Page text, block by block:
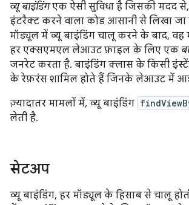
व्यू बाइंडिंगएक ऐसी सुविधा है जिसकी मदद
इंटरैक्ट करने वाला कोड आसानी से लिखा
मॉड्यूल में व्यू बाइंडिंग चालू करने के बाद, वह
हर एक्सएमएल लेआउट फ़ाइल के लिए एक
जनरेट करता है. बाइंडिंग क्लास के किसी
के रेफ़रंस शामिल होते हैं जिनके लेआउट में
ज़्यादातर मामलों में, व्यू बाइंडिंग
लेती है.
सेटअप
व्यू बाइंडिंग, हर मॉड्यूल के हिसाब से चालू